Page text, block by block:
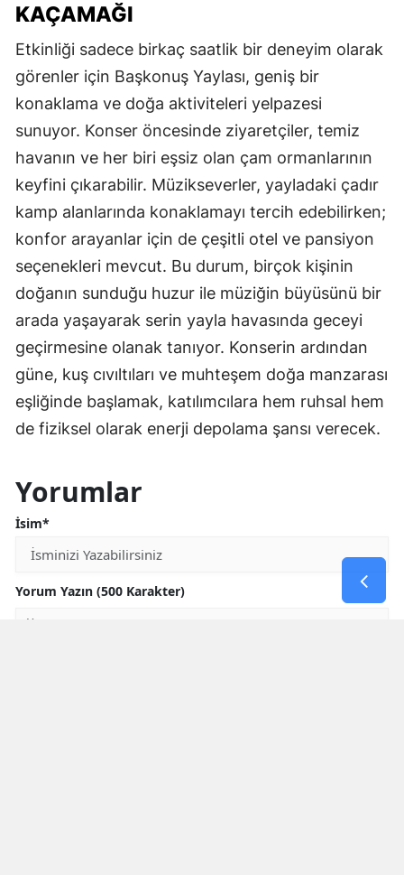
KAÇAMAĞI
Etkinliği sadece birkaç saatlik bir deneyim olarak
görenler için Başkonuş Yaylası, geniş bir
konaklama ve doğa aktiviteleri yelpazesi
sunuyor. Konser öncesinde ziyaretçiler, temiz
havanın ve her biri eşsiz olan çam ormanlarının
keyfini çıkarabilir. Müzikseverler, yayladaki çadır
kamp alanlarında konaklamayı tercih edebilirken;
konfor arayanlar için de çeşitli otel ve pansiyon
seçenekleri mevcut. Bu durum, birçok kişinin
doğanın sunduğu huzur ile müziğin büyüsünü bir
arada yaşayarak serin yayla havasında geceyi
geçirmesine olanak tanıyor. Konserin ardından
güne, kuş cıvıltıları ve muhteşem doğa manzarası
eşliğinde başlamak, katılımcılara hem ruhsal hem
de fiziksel olarak enerji depolama şansı verecek.
Yorumlar
İsim*
Yorum Yazın (500 Karakter)